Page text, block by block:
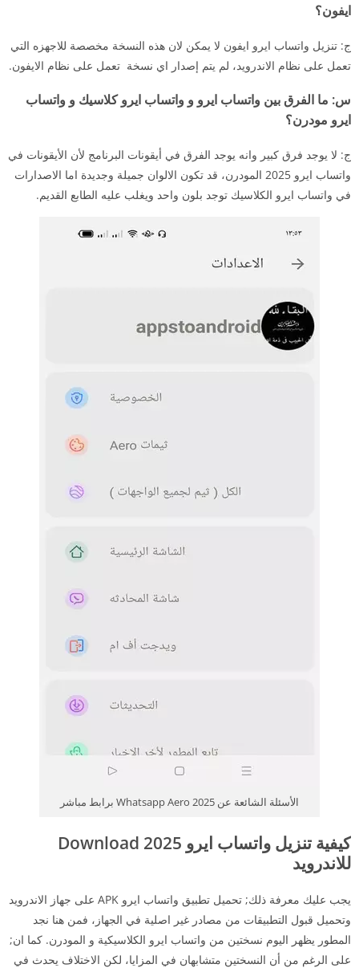
ايفون؟
ج: تنزيل واتساب ايرو ايفون لا يمكن لان هذه النسخة مخصصة للاجهزه التي
تعمل على نظام الاندرويد، لم يتم إصدار اي نسخة تعمل على نظام الايفون.
س: ما الفرق بين واتساب ايرو و واتساب ايرو كلاسيك و واتساب
ايرو مودرن؟
ج: لا يوجد فرق كبير وانه يوجد الفرق في أيقونات البرنامج لأن الأيقونات في
واتساب ايرو 2025 المودرن، قد تكون الالوان جميلة وجديدة اما الاصدارات
في واتساب ايرو الكلاسيك توجد بلون واحد ويغلب عليه الطابع القديم.
الأسئلة الشائعة عن Whatsapp Aero 2025 برابط مباشر
كيفية تنزيل واتساب ايرو 2025 Download
للاندرويد
يجب عليك معرفة ذلك; تحميل تطبيق واتساب ايرو APK على جهاز الاندرويد
وتحميل قبول التطبيقات من مصادر غير اصلية في الجهاز، فمن هنا نجد
المطور يظهر اليوم نسختين من واتساب ايرو الكلاسيكية و المودرن. كما ان;
على الرغم من أن النسختين متشابهان في المزايا، لكن الاختلاف يحدث في